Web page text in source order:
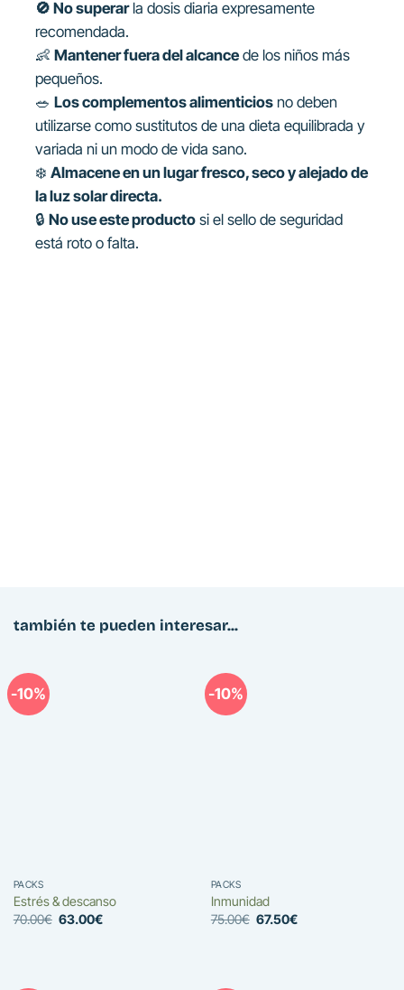
🚫 No superarla dosis diaria expresamente
recomendada.
👶 Mantener fuera del alcancede los niños más
pequeños.
🥗 Los complementos alimenticiosno deben
utilizarse como sustitutos de una dieta equilibrada y
variada ni un modo de vida sano.
❄️ Almacene en un lugar fresco, seco y alejado de
la luz solar directa.
🔒 No use este productosi el sello de seguridad
está roto o falta.
también te pueden interesar...
-10%
PACKS
Estrés & descanso
70.00€ El
63.00€El
-10%
PACKS
Inmunidad
75.00€ El
67.50€El